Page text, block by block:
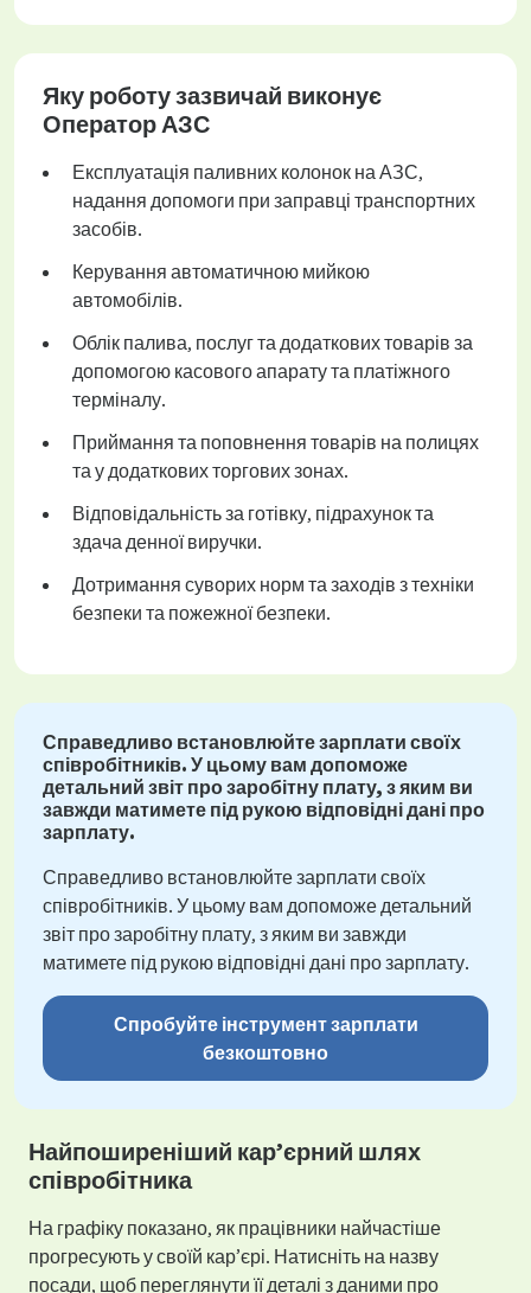
Яку роботу зазвичай виконує
Оператор АЗС
Експлуатація паливних колонок на АЗС,
надання допомоги при заправці транспортних
засобів.
Керування автоматичною мийкою
автомобілів.
Облік палива, послуг та додаткових товарів за
допомогою касового апарату та платіжного
терміналу.
Приймання та поповнення товарів на полицях
та у додаткових торгових зонах.
Відповідальність за готівку, підрахунок та
здача денної виручки.
Дотримання суворих норм та заходів з техніки
безпеки та пожежної безпеки.
Справедливо встановлюйте зарплати своїх
співробітників. У цьому вам допоможе
детальний звіт про заробітну плату, з яким ви
завжди матимете під рукою відповідні дані про
зарплату.
Справедливо встановлюйте зарплати своїх
співробітників. У цьому вам допоможе детальний
звіт про заробітну плату, з яким ви завжди
матимете під рукою відповідні дані про зарплату.
Спробуйте інструмент зарплати
безкоштовно
Найпоширеніший кар’єрний шлях
співробітника
На графіку показано, як працівники найчастіше
прогресують у своїй кар’єрі. Натисніть на назву
посади, щоб переглянути її деталі з даними про